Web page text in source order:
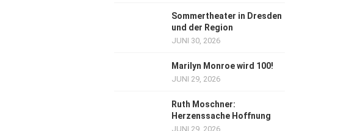
Sommertheater in Dresden
und der Region
JUNI 30, 2026
Marilyn Monroe wird 100!
JUNI 29, 2026
Ruth Moschner:
Herzenssache Hoffnung
JUNI 29, 2026